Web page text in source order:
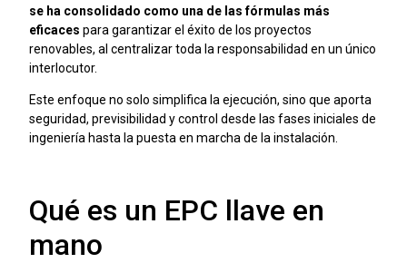
se ha consolidado como una de las fórmulas más
eficaces para garantizar el éxito de los proyectos
renovables, al centralizar toda la responsabilidad en un único
interlocutor.
Este enfoque no solo simplifica la ejecución, sino que aporta
seguridad, previsibilidad y control desde las fases iniciales de
ingeniería hasta la puesta en marcha de la instalación.
Qué es un EPC llave en
mano